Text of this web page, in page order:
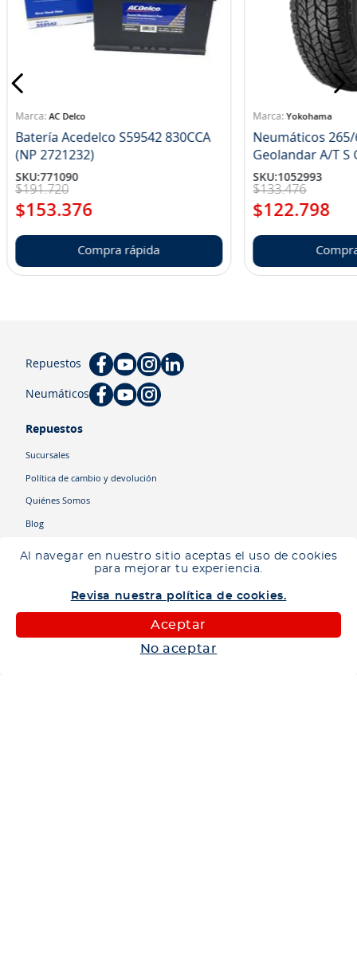
Al navegar en nuestro sitio aceptas el uso de cookies
para mejorar tu experiencia.
Revisa nuestra política de cookies.
Aceptar
No aceptar
Ingresa tu ubicación para ver los productos disponibles en tu zona
AC Delco
Batería Acedelco S59542 830CCA
(NP 2721232)
SKU:771090
$191.720
$153.376
Compra rápida
Yokohama
Neumáticos 265/
SKU:1052993
$133.476
$122.798
Repuestos
Neumáticos
Repuestos
Sucursales
Política de cambio y devolución
Quiénes Somos
Blog